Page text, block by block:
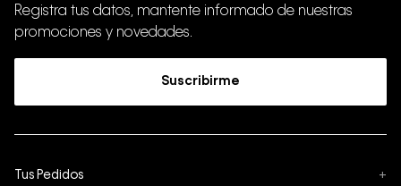
Registra tus datos, mantente informado de nuestras
promociones y novedades.
Suscribirme
Tus Pedidos +